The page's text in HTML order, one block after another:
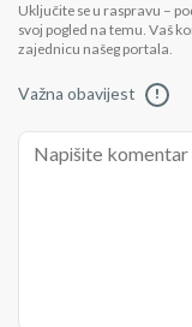
Uključite se u raspravu –
svoj pogled na temu. Vaš
zajednicu našeg portala.
Važna obavijest !